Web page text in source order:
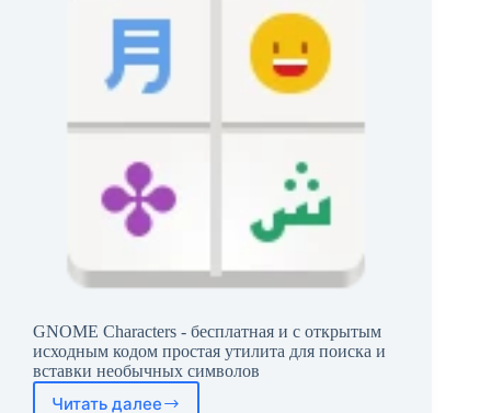
GNOME Characters - бесплатная и с открытым
исходным кодом простая утилита для поиска и
вставки необычных символов
Читать далее